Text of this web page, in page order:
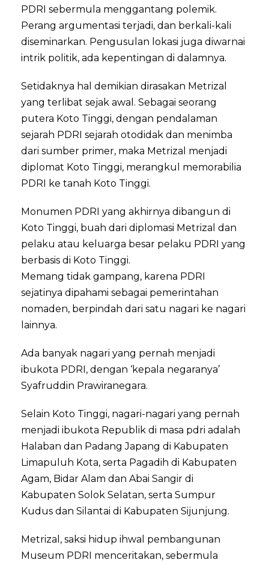
PDRI sebermula menggantang polemik.
Perang argumentasi terjadi, dan berkali-kali
diseminarkan. Pengusulan lokasi juga diwarnai
intrik politik, ada kepentingan di dalamnya.
Setidaknya hal demikian dirasakan Metrizal
yang terlibat sejak awal. Sebagai seorang
putera Koto Tinggi, dengan pendalaman
sejarah PDRI sejarah otodidak dan menimba
dari sumber primer, maka Metrizal menjadi
diplomat Koto Tinggi, merangkul memorabilia
PDRI ke tanah Koto Tinggi.
Monumen PDRI yang akhirnya dibangun di
Koto Tinggi, buah dari diplomasi Metrizal dan
pelaku atau keluarga besar pelaku PDRI yang
berbasis di Koto Tinggi.
Memang tidak gampang, karena PDRI
sejatinya dipahami sebagai pemerintahan
nomaden, berpindah dari satu nagari ke nagari
lainnya.
Ada banyak nagari yang pernah menjadi
ibukota PDRI, dengan ‘kepala negaranya’
Syafruddin Prawiranegara.
Selain Koto Tinggi, nagari-nagari yang pernah
menjadi ibukota Republik di masa pdri adalah
Halaban dan Padang Japang di Kabupaten
Limapuluh Kota, serta Pagadih di Kabupaten
Agam, Bidar Alam dan Abai Sangir di
Kabupaten Solok Selatan, serta Sumpur
Kudus dan Silantai di Kabupaten Sijunjung.
Metrizal, saksi hidup ihwal pembangunan
Museum PDRI menceritakan, sebermula